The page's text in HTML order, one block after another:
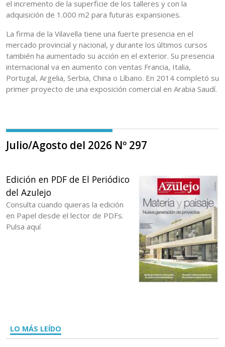
el incremento de la superficie de los talleres y con la
adquisición de 1.000 m2 para futuras expansiones.
La firma de la Vilavella tiene una fuerte presencia en el
mercado provincial y nacional, y durante los últimos cursos
también ha aumentado su acción en el exterior. Su presencia
internacional va en aumento con ventas Francia, Italia,
Portugal, Argelia, Serbia, China o Líbano. En 2014 completó su
primer proyecto de una exposición comercial en Arabia Saudí.
Julio/Agosto del 2026 Nº 297
Edición en PDF de El Periódico
del Azulejo
Consulta cuando quieras la edición
en Papel desde el lector de PDFs.
Pulsa aquí
LO MÁS LEÍDO